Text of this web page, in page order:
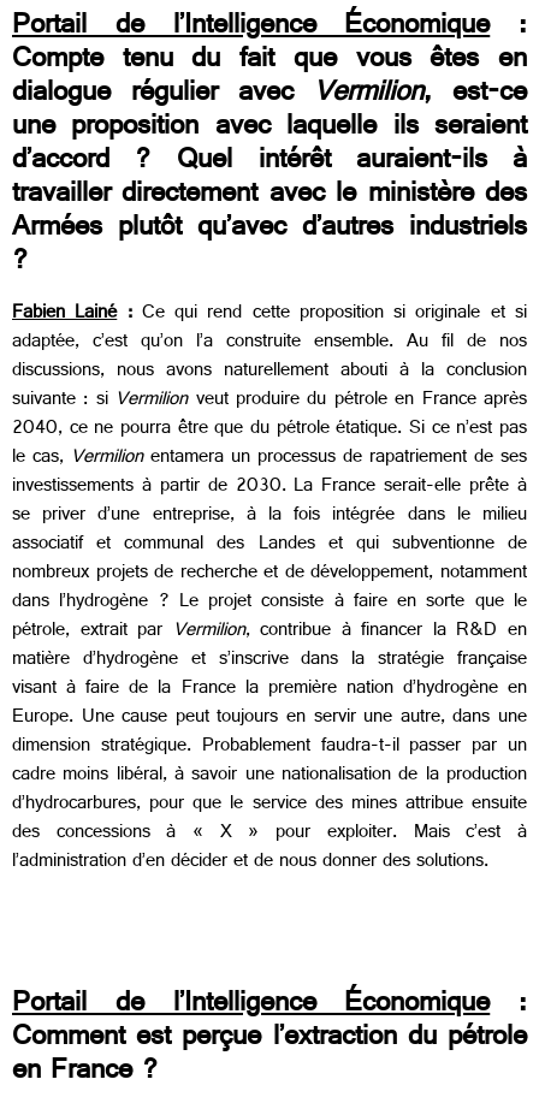
Portail de l’Intelligence Économique:
Compte tenu du fait que vous êtes en
dialogue régulier avec Vermilion, est-ce
une proposition avec laquelle ils seraient
d’accord ? Quel intérêt auraient-ils à
travailler directement avec le ministère des
Armées plutôt qu’avec d’autres industriels
?
Fabien Lainé:Ce qui rend cette proposition si originale et si
adaptée, c’est qu’on l’a construite ensemble. Au fil de nos
discussions, nous avons naturellement abouti à la conclusion
suivante : si Vermilionveut produire du pétrole en France après
2040, ce ne pourra être que du pétrole étatique. Si ce n’est pas
le cas, Vermilionentamera un processus de rapatriement de ses
investissements à partir de 2030. La France serait-elle prête à
se priver d’une entreprise, à la fois intégrée dans le milieu
associatif et communal des Landes et qui subventionne de
nombreux projets de recherche et de développement, notamment
dans l’hydrogène ? Le projet consiste à faire en sorte que le
pétrole, extrait par Vermilion, contribue à financer la R&D en
matière d’hydrogène et s’inscrive dans la stratégie française
visant à faire de la France la première nation d’hydrogène en
Europe. Une cause peut toujours en servir une autre, dans une
dimension stratégique. Probablement faudra-t-il passer par un
cadre moins libéral, à savoir une nationalisation de la production
d’hydrocarbures, pour que le service des mines attribue ensuite
des concessions à « X » pour exploiter. Mais c’est à
l’administration d’en décider et de nous donner des solutions.
Portail de l’Intelligence Économique:
Comment est perçue l’extraction du pétrole
en France ?